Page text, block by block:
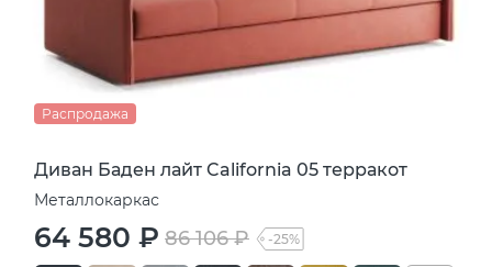
Распродажа
Диван Баден лайт California 05 терракот
Металлокаркас
64 580 ₽ 86 106 ₽ -25%